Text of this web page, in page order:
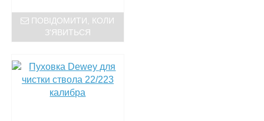
ПОВІДОМИТИ, КОЛИ
З'ЯВИТЬСЯ